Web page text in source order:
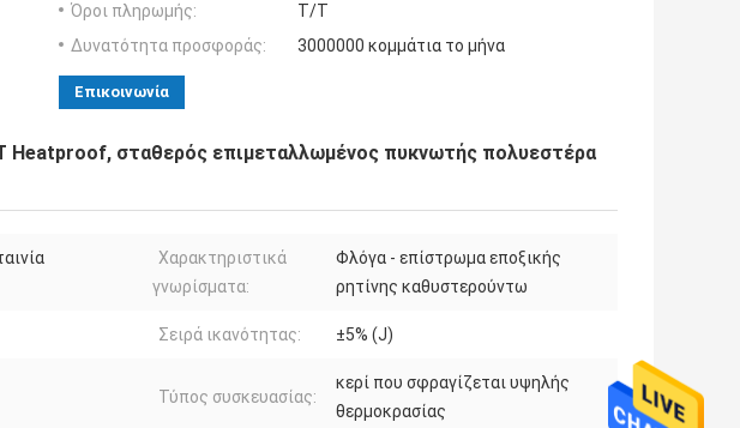
Όροι πληρωμής:
T/T
Δυνατότητα προσφοράς:
3000000 κομμάτια το μήνα
Επικοινωνία
Heatproof, σταθερός επιμεταλλωμένος πυκνωτής πολυεστέρα
Χαρακτηριστικά
γνωρίσματα:
Φλόγα - επίστρωμα εποξικής
ρητίνης καθυστερούντω
Σειρά ικανότητας: ±5% (J)
Τύπος συσκευασίας:
κερί που σφραγίζεται υψηλής
θερμοκρασίας